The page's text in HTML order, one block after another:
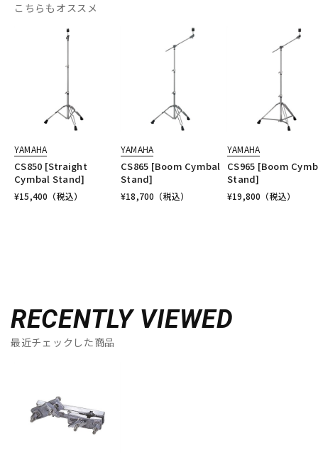
こちらもオススメ
YAMAHA
CS850 [Straight
Cymbal Stand]
¥15,400 （税込）
YAMAHA
CS865 [Boom Cymbal
Stand]
¥18,700 （税込）
YAMAHA
CS965 [Boom
Stand]
¥19,800 （税込）
RECENTLY VIEWED
最近チェックした商品